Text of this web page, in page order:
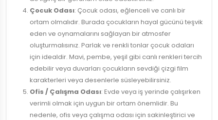
Çocuk Odası: Çocuk odası, eğlenceli ve canlı bir
ortam olmalıdır. Burada çocukların hayal gücünü teşvik
eden ve oynamalarını sağlayan bir atmosfer
oluşturmalısınız. Parlak ve renkli tonlar çocuk odaları
için idealdir. Mavi, pembe, yeşil gibi canlı renkleri tercih
edebilir veya duvarları çocukların sevdiği çizgi film
karakterleri veya desenlerle süsleyebilirsiniz.
Ofis / Çalışma Odası: Evde veya iş yerinde çalışırken
verimli olmak için uygun bir ortam önemlidir. Bu
nedenle, ofis veya çalışma odası için sakinleştirici ve